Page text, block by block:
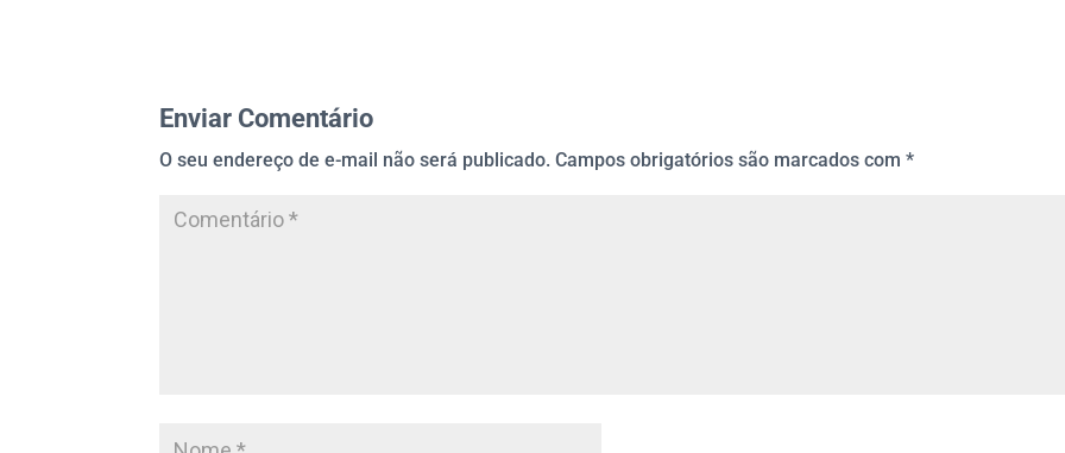
Enviar Comentário
O seu endereço de e-mail não será publicado. Campos obrigatórios são marcados com*